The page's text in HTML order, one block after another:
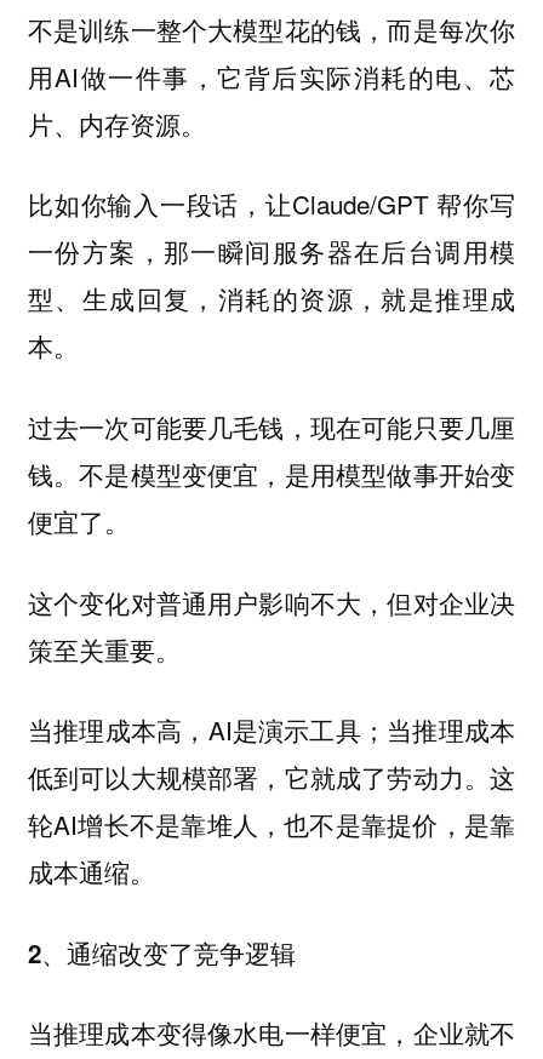
不是训练一整个大模型花的钱，而是每次你
用AI做一件事，它背后实际消耗的电、芯
片、内存资源。
比如你输入一段话，让Claude/GPT 帮你写
一份方案，那一瞬间服务器在后台调用模
型、生成回复，消耗的资源，就是推理成
本。
过去一次可能要几毛钱，现在可能只要几厘
钱。不是模型变便宜，是用模型做事开始变
便宜了。
这个变化对普通用户影响不大，但对企业决
策至关重要。
当推理成本高，AI是演示工具；当推理成本
低到可以大规模部署，它就成了劳动力。这
轮AI增长不是靠堆人，也不是靠提价，是靠
成本通缩。
2、通缩改变了竞争逻辑
当推理成本变得像水电一样便宜，企业就不